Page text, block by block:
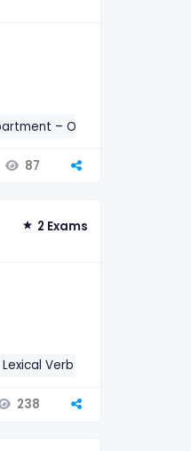
– Office Assistant-2023
87
2 Exams
Lexical Verb
238